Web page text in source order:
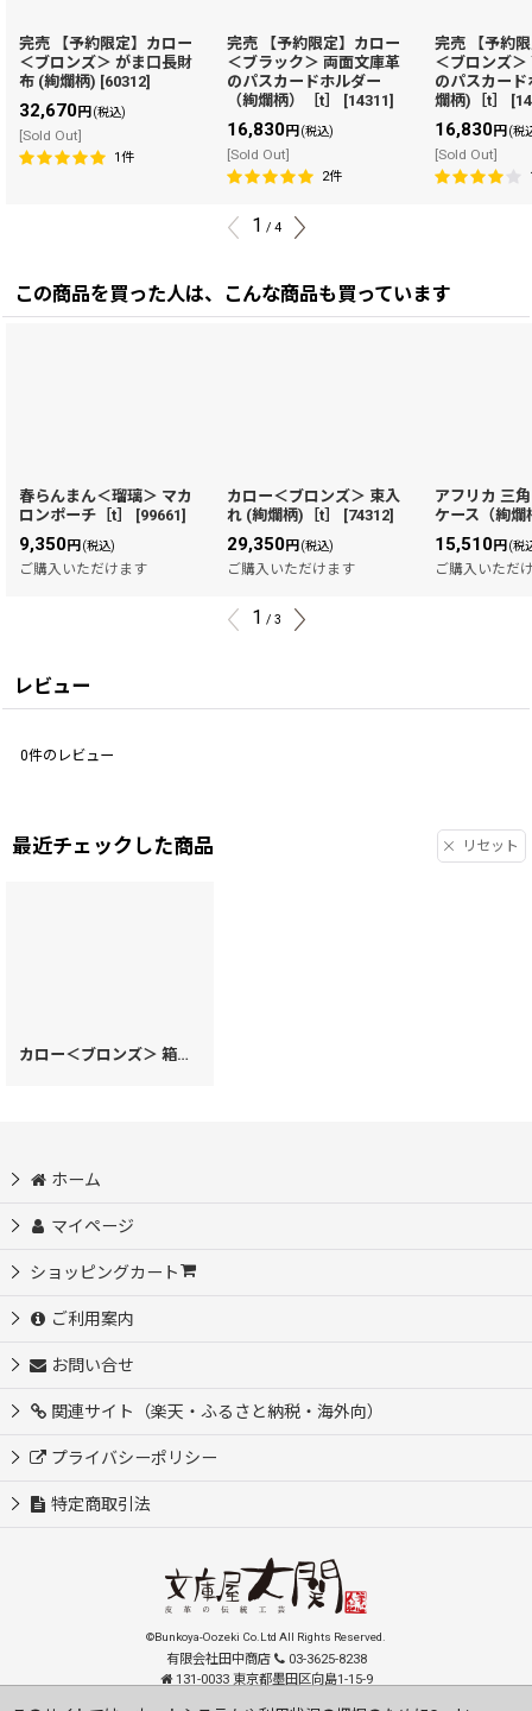
完売 【予約限定】カロー
＜ブロンズ＞ がま口長財
布 (絢爛柄) [60312]
32,670円 (税込)
[Sold Out]
1件
完売 【予約限定】カロー
＜ブラック＞ 両面文庫革
のパスカードホルダー
（絢爛柄）［t］
[14311]
16,830円 (税込)
[Sold Out]
2件
完売 【予約
＜ブロンズ
のパスカー
爛柄)［t］
[
16,830円 (税
[Sold Out]
1 / 4
この商品を買った人は、こんな商品も買っています
春らんまん＜瑠璃＞ マカ
ロンポーチ［t］
[99661]
9,350円(税込)
ご購入いただけます
カロー＜ブロンズ＞ 束入
れ (絢爛柄)［t］
[74312]
29,350円(税込)
ご購入いただけます
アフリカ 三
ケース（絢爛
15,510円(税
ご購入いただ
1 / 3
レビュー
0件のレビュー
最近チェックした商品 リセット
カロー＜ブロンズ＞ 箱まち口金付き札入れ (絢爛柄)［t］
ホーム
マイページ
ショッピングカート
ご利用案内
お問い合せ
関連サイト（楽天・ふるさと納税・海外向）
プライバシーポリシー
特定商取引法
©Bunkoya-Oozeki Co.Ltd All Rights Reserved.
有限会社田中商店
03-3625-8238
131-0033 東京都墨田区向島1-15-9